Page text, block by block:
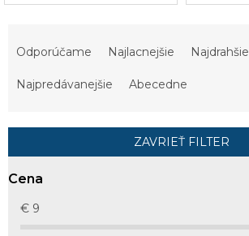
p
r
Odporúčame Najlacnejšie Najdrahšie
Najpredávanejšie Abecedne
ZAVRIEŤ FILTER
Cena
€ 9